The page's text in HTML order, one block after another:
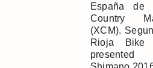
España de
Country
(XCM).
Rioja Bike